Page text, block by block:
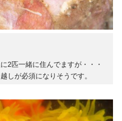
2匹一緒に住んでますが・・・
しが必須になりそうです。